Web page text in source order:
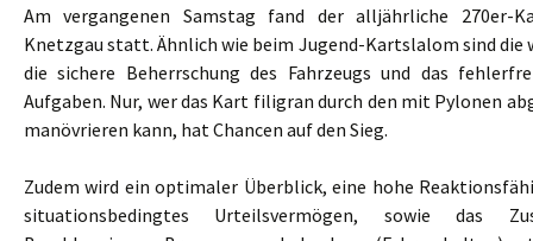
Am vergangenen Samstag fand der alljährliche 270er-
Knetzgau statt. Ähnlich wie beim Jugend-Kartslalom sind die
die sichere Beherrschung des Fahrzeugs und das
Aufgaben. Nur, wer das Kart filigran durch den mit Pylonen
manövrieren kann, hat Chancen auf den Sieg.
Zudem wird ein optimaler Überblick, eine hohe
situationsbedingtes Urteilsvermögen, sowie das